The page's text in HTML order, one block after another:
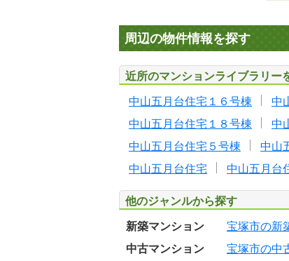
周辺の物件情報を探す
近所のマンションライブラリー
中山五月台住宅１６号棟 中
中山五月台住宅１８号棟
中
中山五月台住宅５号棟
中山
中山五月台住宅
中山五月台
他のジャンルから探す
新築マンション 宝塚市の新
中古マンション
宝塚市の中